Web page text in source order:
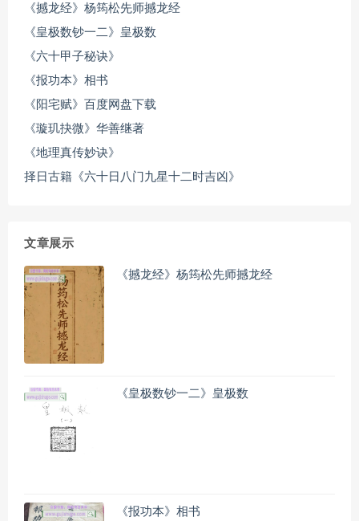
《撼龙经》杨筠松先师撼龙经
《皇极数钞一二》皇极数
《六十甲子秘诀》
《报功本》相书
《阳宅赋》百度网盘下载
《璇玑抉微》华善继著
《地理真传妙诀》
择日古籍《六十日八门九星十二时吉凶》
文章展示
《撼龙经》杨筠松先师撼龙经
《皇极数钞一二》皇极数
《报功本》相书